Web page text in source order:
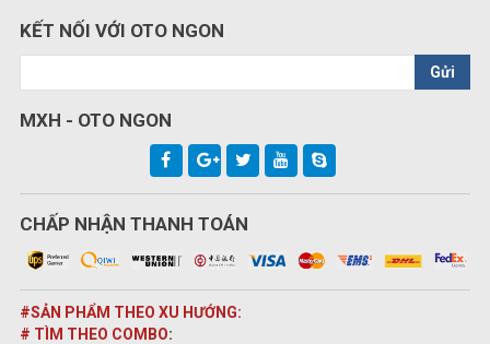
KẾT NỐI VỚI OTO NGON
Gửi
MXH - OTO NGON
CHẤP NHẬN THANH TOÁN
#SẢN PHẨM THEO XU HƯỚNG:
# TÌM THEO COMBO: